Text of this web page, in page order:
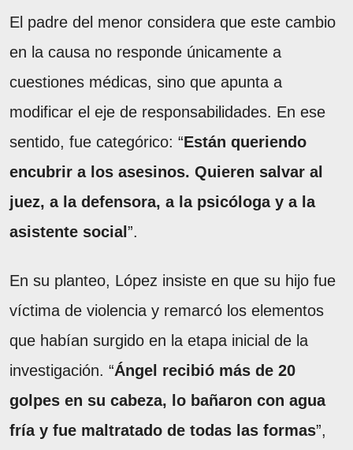
El padre del menor considera que este cambio
en la causa no responde únicamente a
cuestiones médicas, sino que apunta a
modificar el eje de responsabilidades. En ese
sentido, fue categórico: “Están queriendo
encubrir a los asesinos. Quieren salvar al
juez, a la defensora, a la psicóloga y a la
asistente social”.
En su planteo, López insiste en que su hijo fue
víctima de violencia y remarcó los elementos
que habían surgido en la etapa inicial de la
investigación. “Ángel recibió más de 20
golpes en su cabeza, lo bañaron con agua
fría y fue maltratado de todas las formas”,